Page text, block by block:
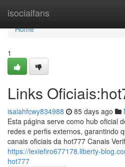
isocialfans
Home
Home
1
Links
isaiahfcwy834988 85 days ago
Esta página serve como hub oficial
redes e perfis externos, garantindo
canais oficiais da hot777 Canais
https://lexiefiro677178.liberty-
hot777